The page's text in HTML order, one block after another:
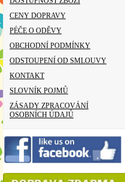
CENY DOPRAVY
PÉČE O ODĚVY
OBCHODNÍ PODMÍNKY
ODSTOUPENÍ OD SMLOUVY
KONTAKT
SLOVNÍK POJMŮ
ZÁSADY ZPRACOVÁNÍ
OSOBNÍCH ÚDAJŮ